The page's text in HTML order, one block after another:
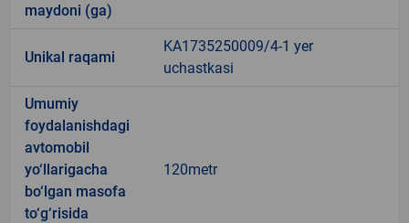
maydoni (ga)
Unikal raqami
KA1735250009/4-1 yer
uchastkasi
Umumiy
foydalanishdagi
avtomobil
yo‘llarigacha
bo‘lgan masofa
to‘g‘risida
120metr